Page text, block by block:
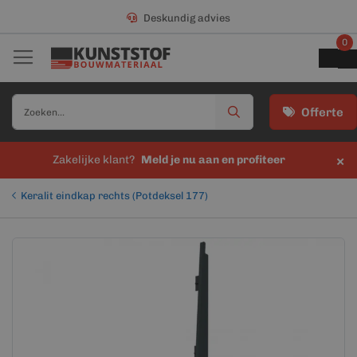
Deskundig advies
Offerte
0
Zakelijke klant? Meld je nu aan en profiteer ×
Keralit eindkap rechts (Potdeksel 177)